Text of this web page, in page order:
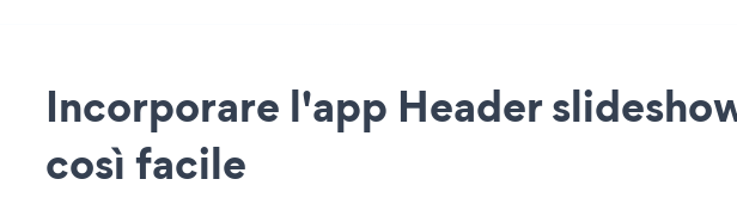
Incorporare l'app Header
così facile